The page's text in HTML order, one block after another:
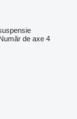
de axe 4